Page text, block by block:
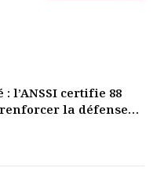
l’ANSSI certifie 88
la défense
Côte d’Ivoire